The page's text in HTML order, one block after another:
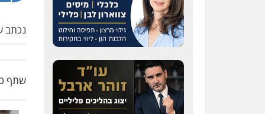
נכתב
שתף